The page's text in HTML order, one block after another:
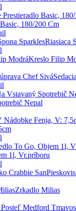
180/200 Cm
Riasiaca
Kreslo Filip
Nepal
1l, Vr.príboru
Zrkadlo Milias